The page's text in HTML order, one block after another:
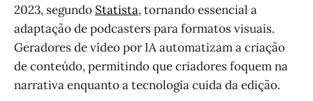
2023, segundo Statista, tornando essencial a
adaptação de podcasters para formatos visuais.
Geradores de vídeo por IA automatizam a criação
de conteúdo, permitindo que criadores foquem na
narrativa enquanto a tecnologia cuida da edição.